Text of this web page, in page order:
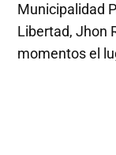
Municipalidad
Libertad, Jhon
momentos el